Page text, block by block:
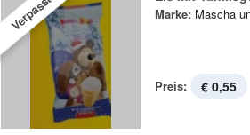
Verpasst! Marke: Mascha
Preis: € 0,55